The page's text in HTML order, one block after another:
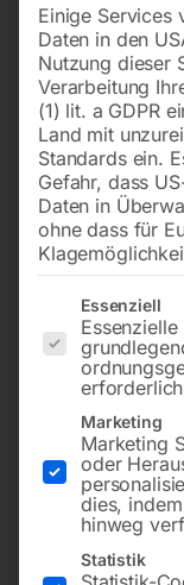
4.860,00
Einige Services
Daten in den
Nutzung dieser
Verarbeitung
(1) lit. a GDPR
Land mit
Standards ein.
Gefahr, dass
Daten in
ohne dass für
Es folgt eine
Essenziell
Marketing
Marketing
oder
dies,
hinweg
Statistik